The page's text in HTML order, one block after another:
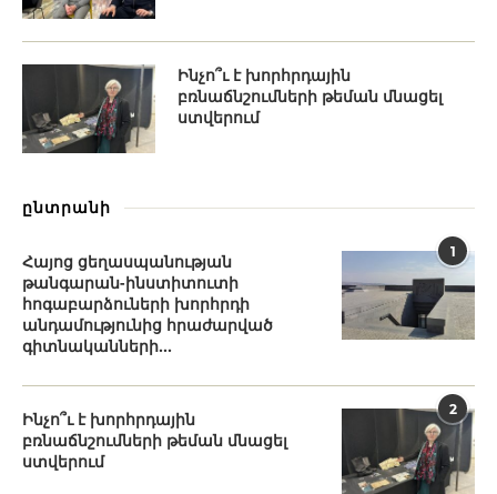
Ինչո՞ւ է խորհրդային
բռնաճնշումների թեման մնացել
ստվերում
ընտրանի
1
Հայոց ցեղասպանության
թանգարան-ինստիտուտի
հոգաբարձուների խորհրդի
անդամությունից հրաժարված
գիտնականների...
2
Ինչո՞ւ է խորհրդային
բռնաճնշումների թեման մնացել
ստվերում